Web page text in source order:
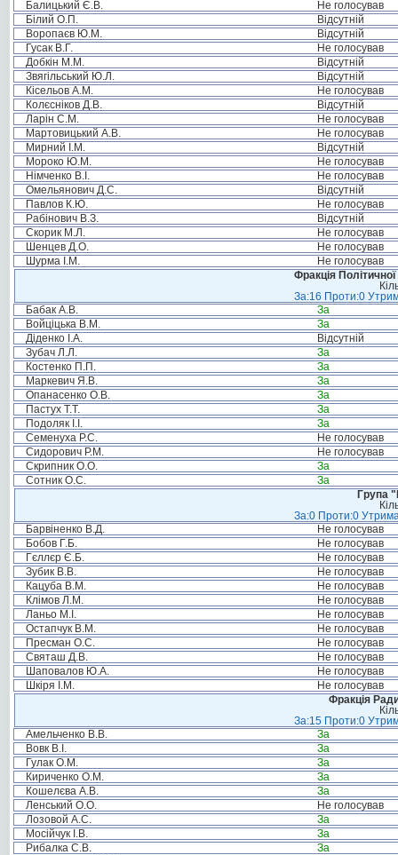
Балицький Є.В.
Не голосував
Білий О.П.
Відсутній
Воропаєв Ю.М.
Відсутній
Гусак В.Г.
Не голосував
Добкін М.М.
Відсутній
Звягільський Ю.Л.
Відсутній
Кісельов А.М.
Не голосував
Колєсніков Д.В.
Відсутній
Ларін С.М.
Не голосував
Мартовицький А.В.
Не голосував
Мирний І.М.
Відсутній
Мороко Ю.М.
Не голосував
Німченко В.І.
Не голосував
Омельянович Д.С.
Відсутній
Павлов К.Ю.
Не голосував
Рабінович В.З.
Відсутній
Скорик М.Л.
Не голосував
Шенцев Д.О.
Не голосував
Шурма І.М.
Не голосував
Фракція
За:16 Проти:0
Бабак А.В.
За
Войціцька В.М.
За
Діденко І.А.
Відсутній
Зубач Л.Л.
За
Костенко П.П.
За
Маркевич Я.В.
За
Опанасенко О.В.
За
Пастух Т.Т.
За
Подоляк І.І.
За
Семенуха Р.С.
Не голосував
Сидорович Р.М.
Не голосував
Скрипник О.О.
За
Сотник О.С.
За
Група
За:0 Проти:0
Барвіненко В.Д.
Не голосував
Бобов Г.Б.
Не голосував
Гєллєр Є.Б.
Не голосував
Зубик В.В.
Не голосував
Кацуба В.М.
Не голосував
Клімов Л.М.
Не голосував
Ланьо М.І.
Не голосував
Остапчук В.М.
Не голосував
Пресман О.С.
Не голосував
Святаш Д.В.
Не голосував
Шаповалов Ю.А.
Не голосував
Шкіря І.М.
Не голосував
Фракція
За:15 Проти:0
Амельченко В.В.
За
Вовк В.І.
За
Гулак О.М.
За
Кириченко О.М.
За
Кошелєва А.В.
За
Ленський О.О.
Не голосував
Лозовой А.С.
За
Мосійчук І.В.
За
Рибалка С.В.
За